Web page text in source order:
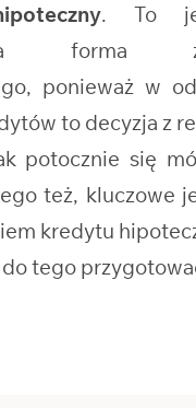
. To
forma
ponieważ w
to decyzja z
potocznie się
też, kluczowe
kredytu
tego